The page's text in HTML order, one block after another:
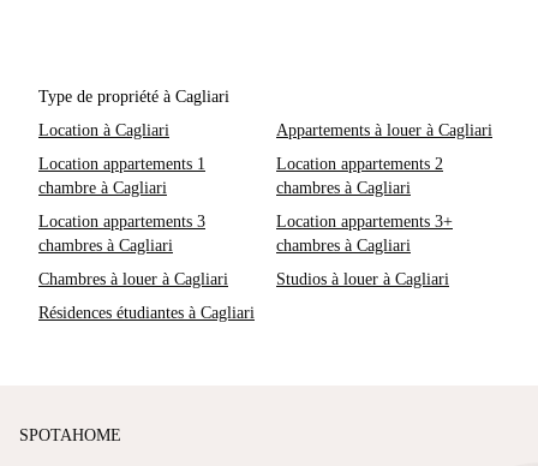
Type de propriété à Cagliari
Location à Cagliari
Appartements à louer à Cagliari
Location appartements 1
chambre à Cagliari
Location appartements 2
chambres à Cagliari
Location appartements 3
chambres à Cagliari
Location appartements 3+
chambres à Cagliari
Chambres à louer à Cagliari
Studios à louer à Cagliari
Résidences étudiantes à Cagliari
SPOTAHOME